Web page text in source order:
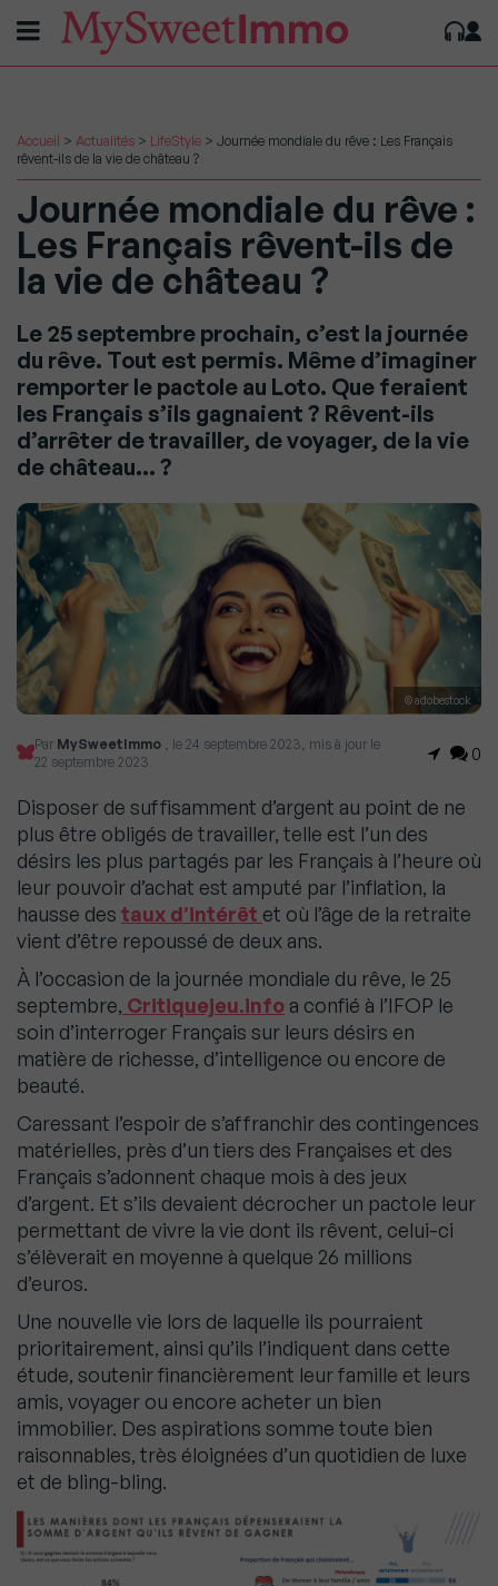
Accueil > Actualités > LifeStyle > Journée mondiale du rêve : Les Français
rêvent-ils de la vie de château ?
Journée mondiale du rêve :
Les Français rêvent-ils de
la vie de château ?
Le 25 septembre prochain, c’est la journée
du rêve. Tout est permis. Même d’imaginer
remporter le pactole au Loto. Que feraient
les Français s’ils gagnaient ? Rêvent-ils
d’arrêter de travailler, de voyager, de la vie
de château… ?
© adobestock
Par MySweetImmo , le 24 septembre 2023, mis à jour le
22 septembre 2023
0
Disposer de suffisamment d’argent au point de ne
plus être obligés de travailler, telle est l’un des
désirs les plus partagés par les Français à l’heure où
leur pouvoir d’achat est amputé par l’inflation, la
hausse des taux d’intérêt et où l’âge de la retraite
vient d’être repoussé de deux ans.
À l’occasion de la journée mondiale du rêve, le 25
septembre, Critiquejeu.info a confié à l’IFOP le
soin d’interroger Français sur leurs désirs en
matière de richesse, d’intelligence ou encore de
beauté.
Caressant l’espoir de s’affranchir des contingences
matérielles, près d’un tiers des Françaises et des
Français s’adonnent chaque mois à des jeux
d’argent. Et s’ils devaient décrocher un pactole leur
permettant de vivre la vie dont ils rêvent, celui-ci
s’élèverait en moyenne à quelque 26 millions
d’euros.
Une nouvelle vie lors de laquelle ils pourraient
prioritairement, ainsi qu’ils l’indiquent dans cette
étude, soutenir financièrement leur famille et leurs
amis, voyager ou encore acheter un bien
immobilier. Des aspirations somme toute bien
raisonnables, très éloignées d’un quotidien de luxe
et de bling-bling.